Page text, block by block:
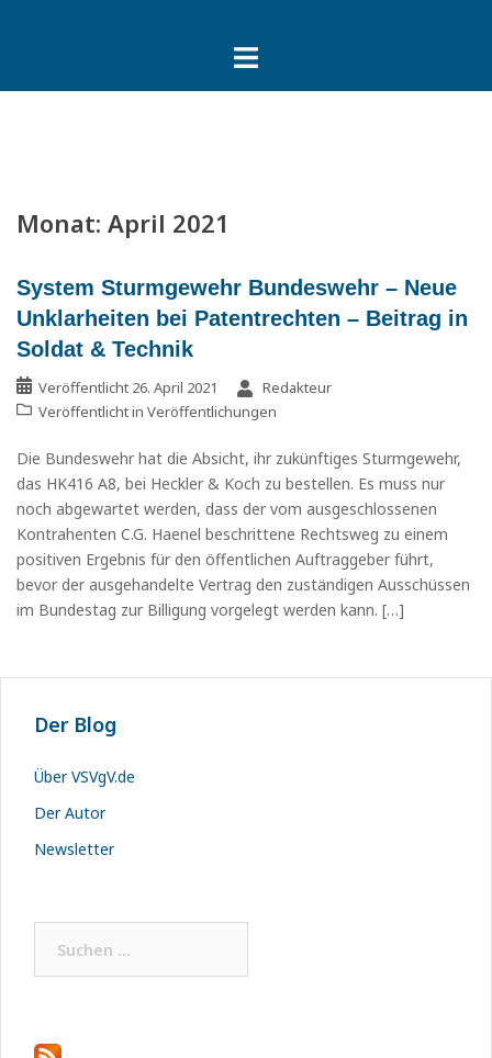
Monat: April 2021
System Sturmgewehr Bundeswehr – Neue
Unklarheiten bei Patentrechten – Beitrag in
Soldat & Technik
Veröffentlicht 26. April 2021
Redakteur
Veröffentlicht in Veröffentlichungen
Die Bundeswehr hat die Absicht, ihr zukünftiges Sturmgewehr,
das HK416 A8, bei Heckler & Koch zu bestellen. Es muss nur
noch abgewartet werden, dass der vom ausgeschlossenen
Kontrahenten C.G. Haenel beschrittene Rechtsweg zu einem
positiven Ergebnis für den öffentlichen Auftraggeber führt,
bevor der ausgehandelte Vertrag den zuständigen Ausschüssen
im Bundestag zur Billigung vorgelegt werden kann. […]
Der Blog
Über VSVgV.de
Der Autor
Newsletter
nach: